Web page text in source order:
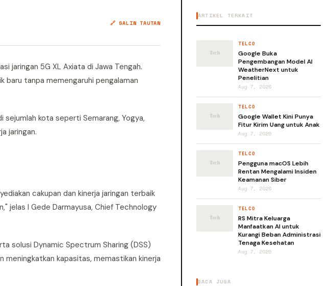
🔗 SALIN TAUTAN
jaringan 5G XL Axiata di Jawa Tengah.
tanpa memengaruhi pengalaman
kota seperti Semarang, Yogya,
jaringan.
cakupan dan kinerja jaringan terbaik
jelas I Gede Darmayusa, Chief Technology
solusi Dynamic Spectrum Sharing (DSS)
meningkatkan kapasitas, memastikan kinerja
ARTIKEL TERKAIT
TELCO
Google Buka
Pengembangan Model AI
WeatherNext untuk
Penelitian
Aug 7, 2026
TELCO
Google Wallet Kini Punya
Fitur Kirim Uang untuk Anak
Aug 7, 2026
TELCO
Pengguna macOS Lebih
Rentan Mengalami Insiden
Keamanan Siber
Aug 7, 2026
TELCO
RS Mitra Keluarga
Manfaatkan AI untuk
Kurangi Beban Administrasi
Tenaga Kesehatan
Aug 7, 2026
BACA JUGA